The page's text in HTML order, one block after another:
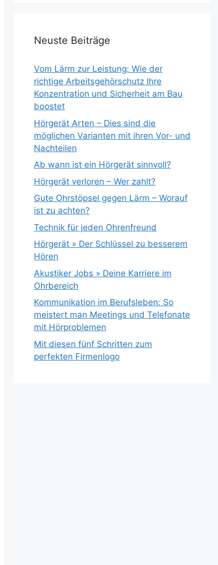
Neuste Beiträge
Vom Lärm zur Leistung: Wie der
richtige Arbeitsgehörschutz Ihre
Konzentration und Sicherheit am Bau
boostet
Hörgerät Arten – Dies sind die
möglichen Varianten mit ihren Vor- und
Nachteilen
Ab wann ist ein Hörgerät sinnvoll?
Hörgerät verloren – Wer zahlt?
Gute Ohrstöpsel gegen Lärm – Worauf
ist zu achten?
Technik für jeden Ohrenfreund
Hörgerät » Der Schlüssel zu besserem
Hören
Akustiker Jobs » Deine Karriere im
Ohrbereich
Kommunikation im Berufsleben: So
meistert man Meetings und Telefonate
mit Hörproblemen
Mit diesen fünf Schritten zum
perfekten Firmenlogo